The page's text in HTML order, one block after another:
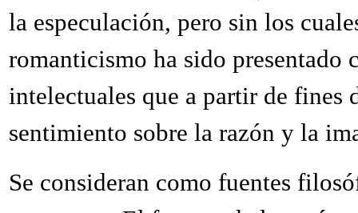
la especulación, pero sin los
romanticismo ha sido
intelectuales que a partir de
sentimiento sobre la razón y la
Se consideran como fuentes